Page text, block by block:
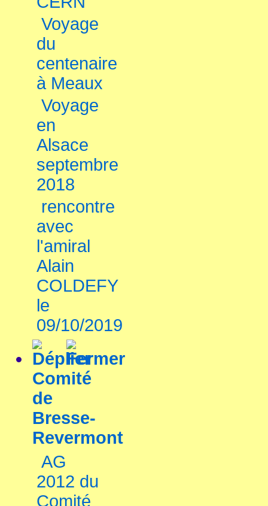
Voyage
du
centenaire
à Meaux
Voyage
en
Alsace
septembre
2018
rencontre
avec
l'amiral
Alain
COLDEFY
le
09/10/2019
Comité
de
Bresse-
Revermont
AG
2012 du
Comité